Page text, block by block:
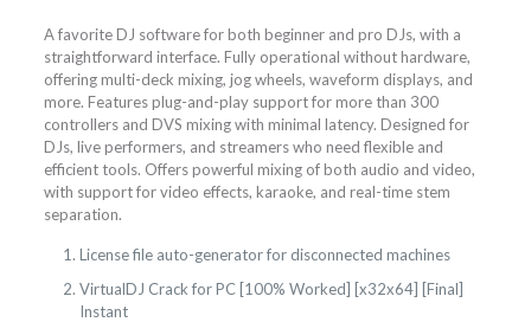
A favorite DJ software for both beginner and pro DJs, with a
straightforward interface. Fully operational without hardware,
offering multi-deck mixing, jog wheels, waveform displays, and
more. Features plug-and-play support for more than 300
controllers and DVS mixing with minimal latency. Designed for
DJs, live performers, and streamers who need flexible and
efficient tools. Offers powerful mixing of both audio and video,
with support for video effects, karaoke, and real-time stem
separation.
License file auto-generator for disconnected machines
VirtualDJ Crack for PC [100% Worked] [x32x64] [Final]
Instant